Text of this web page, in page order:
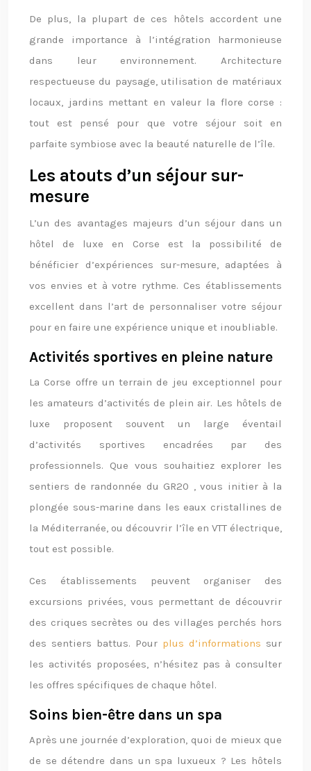
De plus, la plupart de ces hôtels accordent une
grande importance à l’intégration harmonieuse
dans leur environnement. Architecture
respectueuse du paysage, utilisation de matériaux
locaux, jardins mettant en valeur la flore corse :
tout est pensé pour que votre séjour soit en
parfaite symbiose avec la beauté naturelle de l’île.
Les atouts d’un séjour sur-
mesure
L’un des avantages majeurs d’un séjour dans un
hôtel de luxe en Corse est la possibilité de
bénéficier d’expériences sur-mesure, adaptées à
vos envies et à votre rythme. Ces établissements
excellent dans l’art de personnaliser votre séjour
pour en faire une expérience unique et inoubliable.
Activités sportives en pleine nature
La Corse offre un terrain de jeu exceptionnel pour
les amateurs d’activités de plein air. Les hôtels de
luxe proposent souvent un large éventail
d’activités sportives encadrées par des
professionnels. Que vous souhaitiez explorer les
sentiers de randonnée du GR20 , vous initier à la
plongée sous-marine dans les eaux cristallines de
la Méditerranée, ou découvrir l’île en VTT électrique,
tout est possible.
Ces établissements peuvent organiser des
excursions privées, vous permettant de découvrir
des criques secrètes ou des villages perchés hors
des sentiers battus. Pour plus d’informations sur
les activités proposées, n’hésitez pas à consulter
les offres spécifiques de chaque hôtel.
Soins bien-être dans un spa
Après une journée d’exploration, quoi de mieux que
de se détendre dans un spa luxueux ? Les hôtels